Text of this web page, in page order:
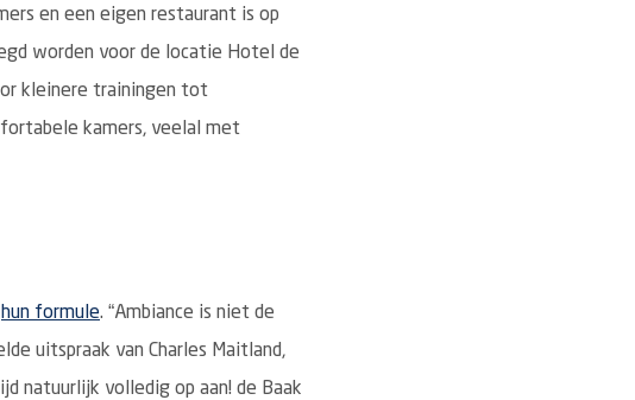
en een eigen restaurant is op
worden voor de locatie Hotel de
kleinere trainingen tot
kamers, veelal met
hun formule. “Ambiance is niet de
uitspraak van Charles Maitland,
natuurlijk volledig op aan! de Baak